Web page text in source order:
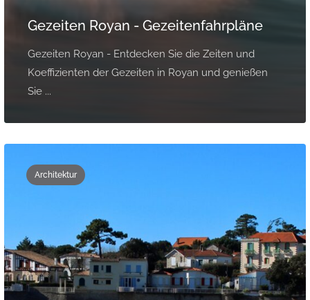
Gezeiten Royan - Gezeitenfahrpläne
Gezeiten Royan - Entdecken Sie die Zeiten und
Koeffizienten der Gezeiten in Royan und genießen
Sie ...
Architektur